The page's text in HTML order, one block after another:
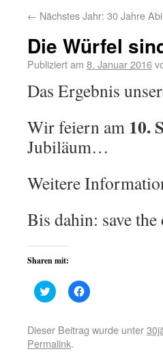
← Nächstes Jahr: 30 Jahre
Die Würfel
Publiziert am 8. Januar 2016
Das Ergebnis
Wir feiern am 10.
Jubiläum…
Weitere
Bis dahin: save
Sharen mit:
Klick,
um
zu
teilen
(Wird
in
Klick,
um
teilen
Dieser Beitrag wurde unter
Permalink.